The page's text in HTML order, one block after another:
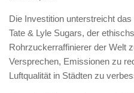
Die Investition unterstreicht
Tate & Lyle Sugars, der
Rohrzuckerraffinierer der Welt
Versprechen, Emissionen zu
Luftqualität in Städten zu